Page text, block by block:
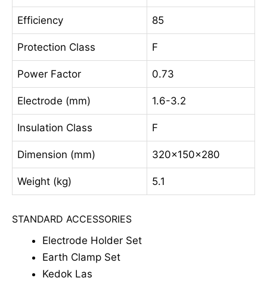
Efficiency 85
Protection Class F
Power Factor 0.73
Electrode (mm) 1.6-3.2
Insulation Class F
Dimension (mm) 320x150x280
Weight (kg) 5.1
STANDARD ACCESSORIES
Electrode Holder Set
Earth Clamp Set
Kedok Las